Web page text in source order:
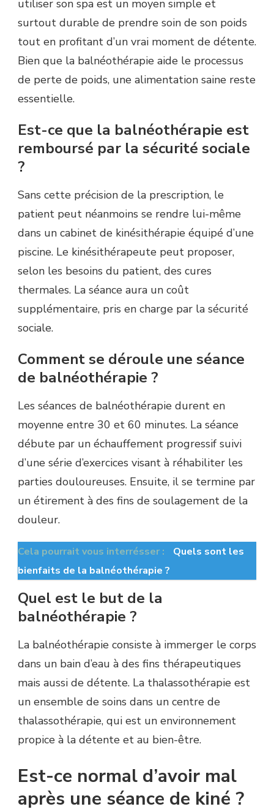
utiliser son spa est un moyen simple et
surtout durable de prendre soin de son poids
tout en profitant d’un vrai moment de détente.
Bien que la balnéothérapie aide le processus
de perte de poids, une alimentation saine reste
essentielle.
Est-ce que la balnéothérapie est
remboursé par la sécurité sociale
?
Sans cette précision de la prescription, le
patient peut néanmoins se rendre lui-même
dans un cabinet de kinésithérapie équipé d’une
piscine. Le kinésithérapeute peut proposer,
selon les besoins du patient, des cures
thermales. La séance aura un coût
supplémentaire, pris en charge par la sécurité
sociale.
Comment se déroule une séance
de balnéothérapie ?
Les séances de balnéothérapie durent en
moyenne entre 30 et 60 minutes. La séance
débute par un échauffement progressif suivi
d’une série d’exercices visant à réhabiliter les
parties douloureuses. Ensuite, il se termine par
un étirement à des fins de soulagement de la
douleur.
Cela pourrait vous interrésser :
Quels sont les
bienfaits de la balnéothérapie ?
Quel est le but de la
balnéothérapie ?
La balnéothérapie consiste à immerger le corps
dans un bain d’eau à des fins thérapeutiques
mais aussi de détente. La thalassothérapie est
un ensemble de soins dans un centre de
thalassothérapie, qui est un environnement
propice à la détente et au bien-être.
Est-ce normal d’avoir mal
après une séance de kiné ?